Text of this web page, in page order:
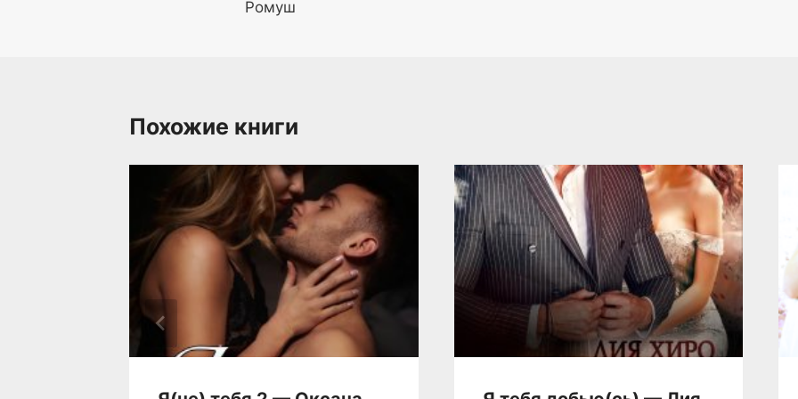
записям
Ромуш
Похожие книги